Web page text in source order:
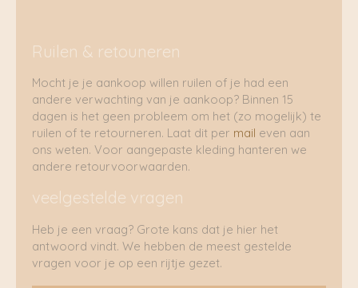
Ruilen & retouneren
Mocht je je aankoop willen ruilen of je had een
andere verwachting van je aankoop? Binnen 15
dagen is het geen probleem om het (zo mogelijk) te
ruilen of te retourneren. Laat dit per mail even aan
ons weten. Voor aangepaste kleding hanteren we
andere retourvoorwaarden.
veelgestelde vragen
Heb je een vraag? Grote kans dat je hier het
antwoord vindt. We hebben de meest gestelde
vragen voor je op een rijtje gezet.